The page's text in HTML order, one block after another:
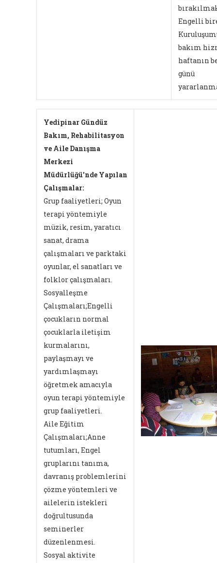
Engelli
bakım
haftanın
günü
Yedipinar Gündüz
Bakım, Rehabilitasyon
ve Aile Danışma
Merkezi
Müdürlüğü'nde Yapılan
Çalışmalar:
Grup faaliyetleri; Oyun
terapi yöntemiyle
müzik, resim, yaratıcı
sanat, drama
çalışmaları ve parktaki
oyunlar, el sanatları ve
folklor çalışmaları.
Sosyalleşme
Çalışmaları;Engelli
çocukların normal
çocuklarla iletişim
kurmalarını,
paylaşmayı ve
yardımlaşmayı
öğretmek amacıyla
oyun terapi yöntemiyle
grup faaliyetleri.
Aile Eğitim
Çalışmaları;Anne
tutumları, Engel
gruplarını tanıma,
davranış problemlerini
çözme yöntemleri ve
ailelerin istekleri
doğrultusunda
seminerler
düzenlenmesi.
Sosyal aktivite